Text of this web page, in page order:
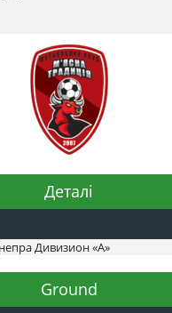
Деталі
Дивизион «А»
Ground